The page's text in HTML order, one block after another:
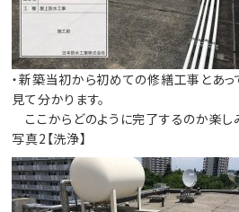
・新築当初から初めての修繕工事とあっ
見て分かります。
ここからどのように完了するのか楽し
写真2【洗浄】